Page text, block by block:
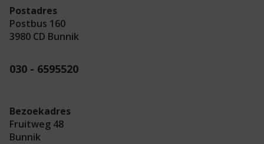
Postadres
Postbus 160
3980 CD Bunnik
030 - 6595520
Bezoekadres
Fruitweg 48
Bunnik